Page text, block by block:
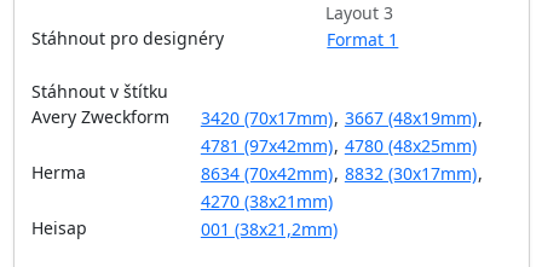
Layout 3
Stáhnout pro designéry
Format 1
Stáhnout v štítku
Avery Zweckform
3420 (70x17mm), 3667 (48x19mm),
4781 (97x42mm), 4780 (48x25mm)
Herma
8634 (70x42mm), 8832 (30x17mm),
4270 (38x21mm)
Heisap
001 (38x21,2mm)